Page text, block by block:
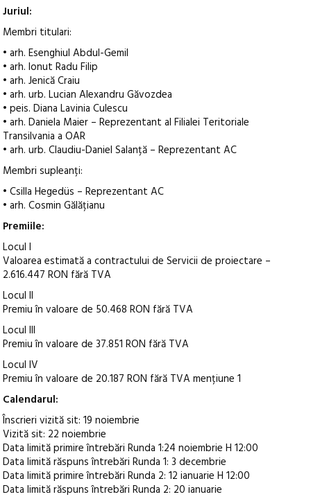
Juriul:
Membri titulari:
• arh. Esenghiul Abdul-Gemil
• arh. Ionut Radu Filip
• arh. Jenică Craiu
• arh. urb. Lucian Alexandru Găvozdea
• peis. Diana Lavinia Culescu
• arh. Daniela Maier – Reprezentant al Filialei Teritoriale
Transilvania a OAR
• arh. urb. Claudiu-Daniel Salanță – Reprezentant AC
Membri supleanți:
• Csilla Hegedüs – Reprezentant AC
• arh. Cosmin Gălățianu
Premiile:
Locul I
Valoarea estimată a contractului de Servicii de proiectare –
2.616.447 RON fără TVA
Locul II
Premiu în valoare de 50.468 RON fără TVA
Locul III
Premiu în valoare de 37.851 RON fără TVA
Locul IV
Premiu în valoare de 20.187 RON fără TVA mențiune 1
Calendarul:
Înscrieri vizită sit: 19 noiembrie
Vizită sit: 22 noiembrie
Data limită primire întrebări Runda 1:24 noiembrie H 12:00
Data limită răspuns întrebări Runda 1: 3 decembrie
Data limită primire întrebări Runda 2: 12 ianuarie H 12:00
Data limită răspuns întrebări Runda 2: 20 ianuarie